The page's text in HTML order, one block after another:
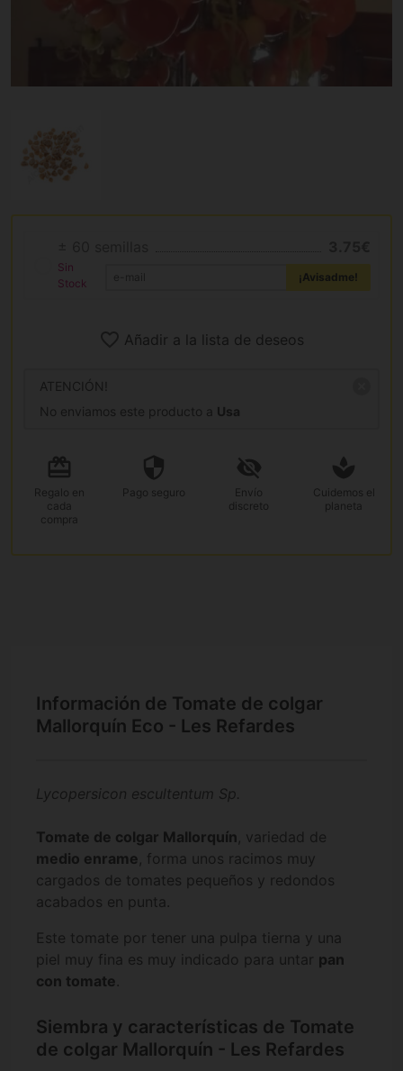
Sin
Stock
¡Avisadme!
Añadir a la lista de deseos
ATENCIÓN!
No enviamos este producto a Usa
Regalo en
cada
compra
Pago seguro
Envío
discreto
Cuidemos el
planeta
Información de Tomate de colgar
Mallorquín Eco - Les Refardes
Lycopersicon escultentum Sp.
Tomate de colgar Mallorquín, variedad de
medio enrame, forma unos racimos muy
cargados de tomates pequeños y redondos
acabados en punta.
Este tomate por tener una pulpa tierna y una
piel muy fina es muy indicado para untar pan
con tomate.
Siembra y características de Tomate
de colgar Mallorquín - Les Refardes